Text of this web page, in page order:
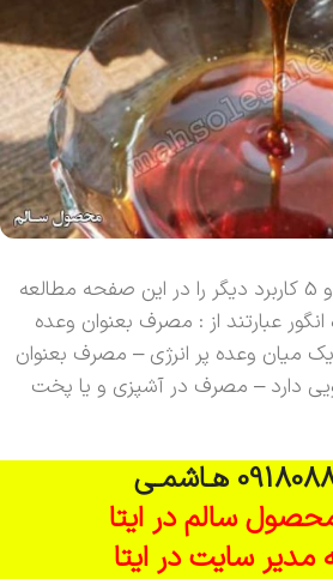
شیره انگور برای کم خونی و 5 کاربرد دیگر را در این صفحه مطالعه
عبارتند از : مصرف بعنوان وعده
میان وعده پر انرژی – مصرف بعنوان
دارد – مصرف در آشپزی و یا پخت
هـاشمـی
سالم در ایتا
مدیر سایت در ایتا